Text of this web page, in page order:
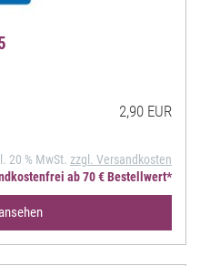
2,90 EUR
20 % MwSt. zzgl. Versandkosten
ab 70 € Bestellwert*